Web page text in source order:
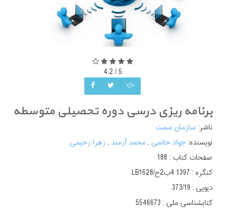
5
/
4.2
برنامه ریزی درسی دوره تحصیلی متوسطه
ناشر:سازمان سمت
نویسنده: جواد حاتمی , محمد آرمند , زهرا رحیمی
صفحات کتاب : 188
کنگره :
دیویی :
کتابشناسی ملی : 5546673